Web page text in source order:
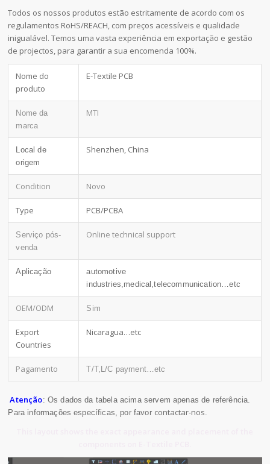
Todos os nossos produtos estão estritamente de acordo com os
regulamentos RoHS/REACH, com preços acessíveis e qualidade
inigualável. Temos uma vasta experiência em exportação e gestão
de projectos, para garantir a sua encomenda 100%.
Nome do
produto
E-Textile PCB
Nome da
marca
MTI
Local de
origem
Shenzhen, China
Condition Novo
Type PCB/PCBA
Serviço pós-
venda
Online technical support
Aplicação
automotive
industries,medical,telecommunication…etc
OEM/ODM Sim
Export
Countries
Nicaragua…etc
Pagamento T/T,L/C payment…etc
Atenção: Os dados da tabela acima servem apenas de referência.
Para informações específicas, por favor contactar-nos.